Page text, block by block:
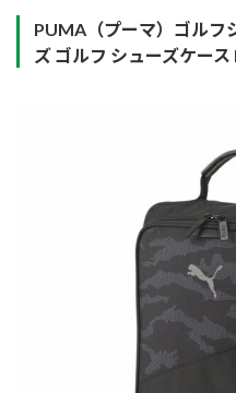
PUMA（プーマ）ゴルフ
ズ ゴルフ シューズケー